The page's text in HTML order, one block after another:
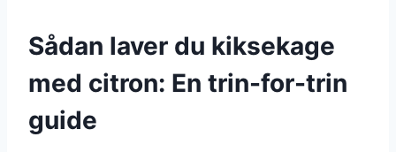
Sådan laver du kiksekage
med citron: En trin-for-trin
guide